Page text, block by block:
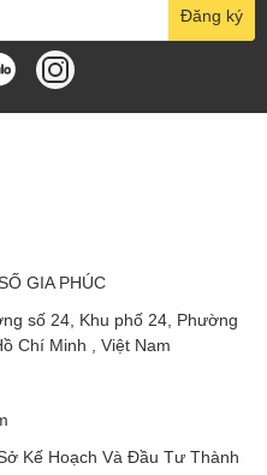
Đăng ký
GIA PHÚC
số 24, Khu phố 24, Phường
Chí Minh , Việt Nam
Kế Hoạch Và Đầu Tư Thành